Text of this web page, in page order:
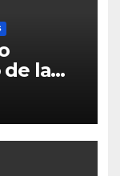
de la